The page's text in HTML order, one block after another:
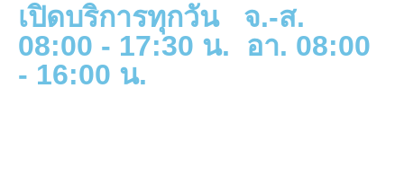
เปิดบริการทุกวัน จ.-ส.
08:00 - 17:30 น. อา. 08:00
- 16:00 น.